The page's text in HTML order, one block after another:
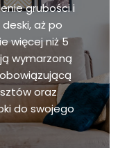
grubości i
aż po
więcej niż 5
wymarzoną
oraz
do swojego